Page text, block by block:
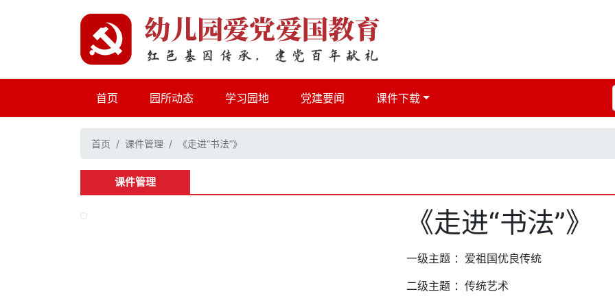
首页 (current)园所动态 学习园地 党建要闻 课件下载
首页 课件管理 《走进“书法”》
课件管理
《走进“书法”》
一级主题 ：爱祖国优良传统
二级主题 ：传统艺术